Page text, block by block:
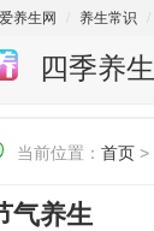
养生网 养生常识
四季养生
当前位置： 首页 >
气养生